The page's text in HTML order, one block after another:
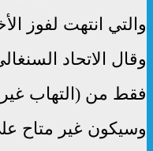
والتي انتهت لفوز
وقال الاتحاد
فقط من (التهاب
وسيكون غير متاح